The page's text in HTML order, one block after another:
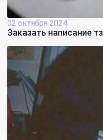
02 октября 2024
Заказать написание тз